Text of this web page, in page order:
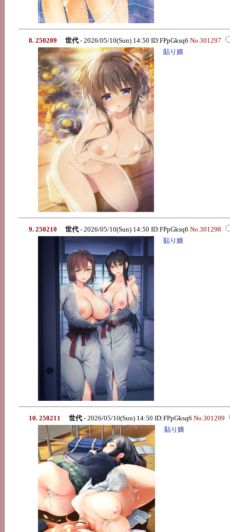
8. 250209 世代 - 2026/05/10(Sun) 14:50 ID:FPpGksq6 No.301297
貼り娘
9. 250210 世代 - 2026/05/10(Sun) 14:50 ID:FPpGksq6 No.301298
貼り娘
10. 250211 世代 - 2026/05/10(Sun) 14:50 ID:FPpGksq6 No.301299
貼り娘